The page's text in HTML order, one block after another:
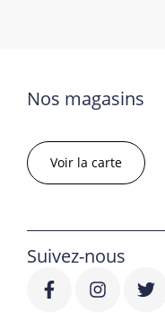
Nos magasins
Voir la carte
Suivez-nous